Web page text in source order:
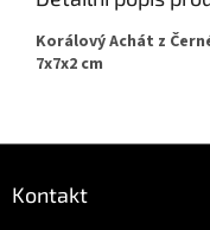
Korálový Achát z
7x7x2 cm
Kontakt